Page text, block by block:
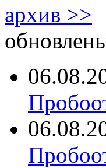
архив >>